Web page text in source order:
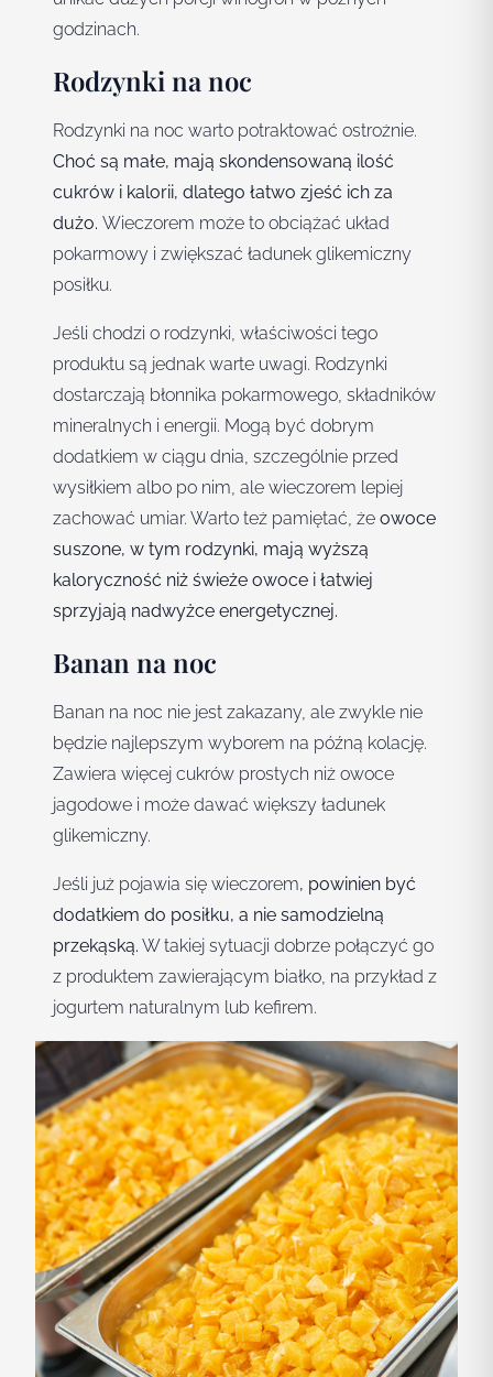
godzinach.
Rodzynki na noc
Rodzynki na noc warto potraktować ostrożnie.
Choć są małe, mają skondensowaną ilość
cukrów i kalorii, dlatego łatwo zjeść ich za
dużo. Wieczorem może to obciążać układ
pokarmowy i zwiększać ładunek glikemiczny
posiłku.
Jeśli chodzi o rodzynki, właściwości tego
produktu są jednak warte uwagi. Rodzynki
dostarczają błonnika pokarmowego, składników
mineralnych i energii. Mogą być dobrym
dodatkiem w ciągu dnia, szczególnie przed
wysiłkiem albo po nim, ale wieczorem lepiej
zachować umiar. Warto też pamiętać, że owoce
suszone, w tym rodzynki, mają wyższą
kaloryczność niż świeże owoce i łatwiej
sprzyjają nadwyżce energetycznej.
Banan na noc
Banan na noc nie jest zakazany, ale zwykle nie
będzie najlepszym wyborem na późną kolację.
Zawiera więcej cukrów prostych niż owoce
jagodowe i może dawać większy ładunek
glikemiczny.
Jeśli już pojawia się wieczorem, powinien być
dodatkiem do posiłku, a nie samodzielną
przekąską. W takiej sytuacji dobrze połączyć go
z produktem zawierającym białko, na przykład z
jogurtem naturalnym lub kefirem.